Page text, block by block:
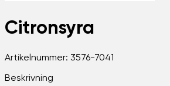
Citronsyra
Artikelnummer: 3576-7041
Beskrivning